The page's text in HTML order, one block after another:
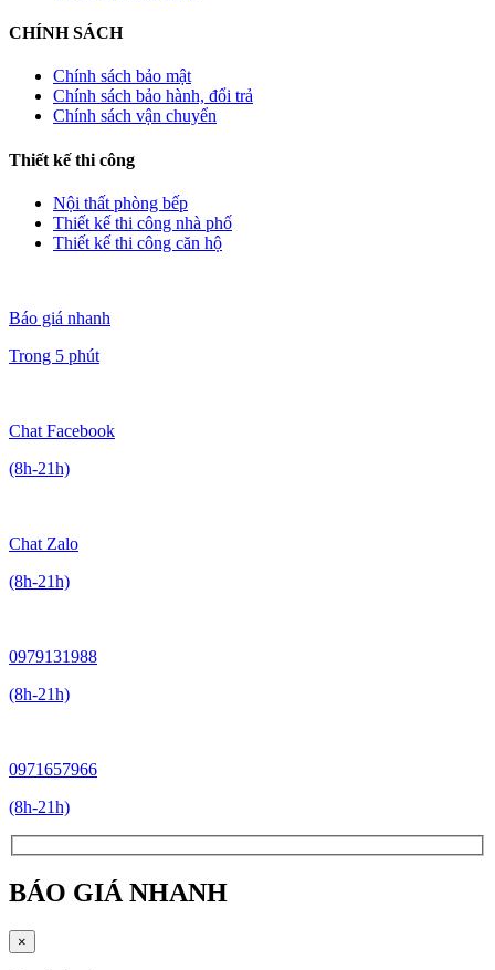
CHÍNH SÁCH
Chính sách bảo mật
Chính sách bảo hành, đổi trả
Chính sách vận chuyển
Thiết kế thi công
Nội thất phòng bếp
Thiết kế thi công nhà phố
Thiết kế thi công căn hộ
Báo giá nhanh
Trong 5 phút
Chat Facebook
(8h-21h)
Chat Zalo
(8h-21h)
0979131988
(8h-21h)
0971657966
(8h-21h)
BÁO GIÁ NHANH
×